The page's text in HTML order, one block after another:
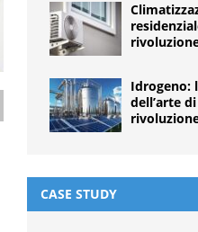
Idrogeno:
dell’arte
CASE STUDY